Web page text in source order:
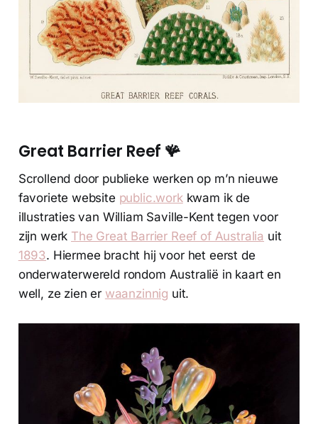
Great Barrier Reef 🪸
Scrollend door publieke werken op m’n nieuwe
favoriete website public.workkwam ik de
illustraties van William Saville-Kent tegen voor
zijn werk The Great Barrier Reef of Australia uit
1893. Hiermee bracht hij voor het eerst de
onderwaterwereld rondom Australië in kaart en
well, ze zien er waanzinnig uit.